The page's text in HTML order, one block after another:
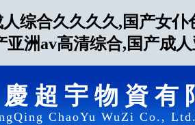
综合久久久久,国产女
亚洲av高清综合,国产成
超宇物資有
ChaoYu WuZi Co.,